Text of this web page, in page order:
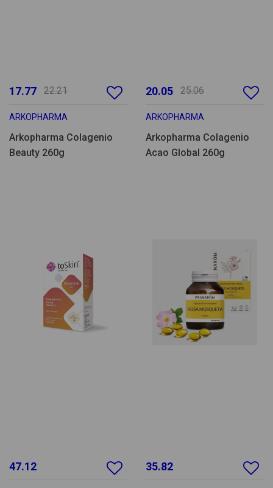
17.77 22.21
ARKOPHARMA
Arkopharma Colagenio
Beauty 260g
20.05 25.06
ARKOPHARMA
Arkopharma Colagenio
Acao Global 260g
47.12 35.82